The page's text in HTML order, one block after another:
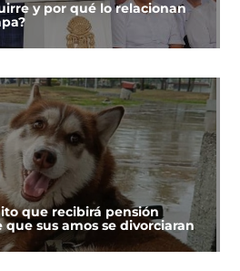
y por qué lo relacionan
que recibirá pensión
sus amos se divorciaran